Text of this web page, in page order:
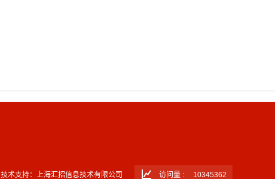
技术支持：上海汇招信息技术有限公司 访问量 : 10345362